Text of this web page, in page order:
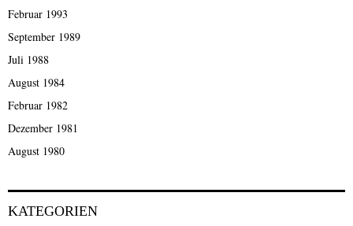
Februar 1993
September 1989
Juli 1988
August 1984
Februar 1982
Dezember 1981
August 1980
KATEGORIEN